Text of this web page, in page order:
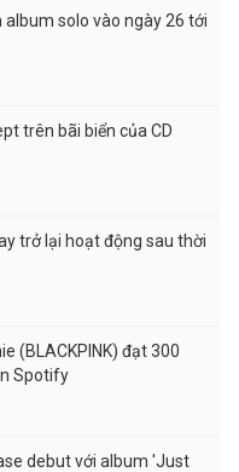
album solo vào ngày 26 tới
trên bãi biển của CD
trở lại hoạt động sau thời
(BLACKPINK) đạt 300
Spotify
debut với album 'Just